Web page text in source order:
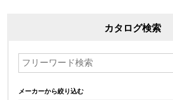
カタログ検索
メーカーから絞り込む